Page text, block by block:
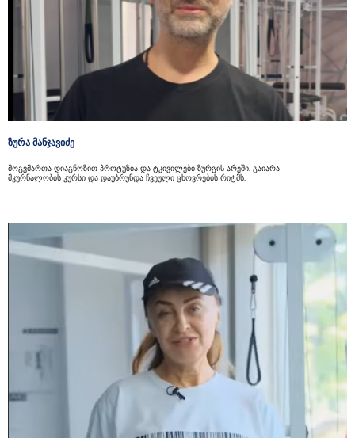
ზურა მანჯავიძე
მოგვმართა დიაგნოზით პროტუზია და ტკივილები ზურგის არეში. გაიარა
მკურნალობის კურსი და დაუბრუნდა ჩვეული ცხოვრების რიტმს.